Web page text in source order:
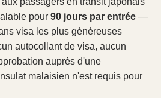
pour90 jours par entrée—
visa les plus généreuses
autocollant de visa, aucun
auprès d'une
malaisien n'est requis pour